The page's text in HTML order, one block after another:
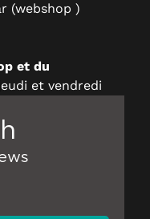
(webshop )
et du
et vendredi